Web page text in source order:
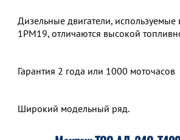
Дизельные двигатели,
1РМ19, отличаются высокой
Гарантия 2 года или 1000 моточасов
Широкий модельный ряд.